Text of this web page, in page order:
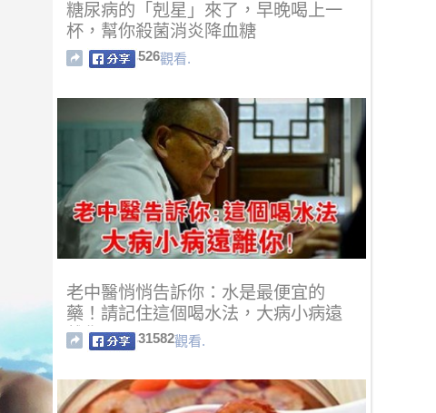
糖尿病的「剋星」來了，早晚喝上一
杯，幫你殺菌消炎降血糖
526觀看.
老中醫悄悄告訴你：水是最便宜的
藥！請記住這個喝水法，大病小病遠
離你！
31582觀看.